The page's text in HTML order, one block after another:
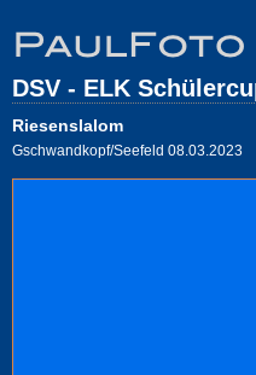
DSV - ELK
Riesenslalom
Gschwandkopf/Seefeld 08.03.2023